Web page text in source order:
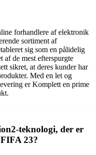
forhandlere af elektronik
sortiment af
sig som en pålidelig
af de mest efterspurgte
sikret, at deres kunder har
Med en let og
er Komplett en prime
teknologi, der er
23?